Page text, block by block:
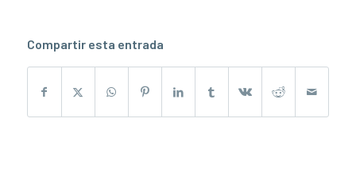
Compartir esta entrada